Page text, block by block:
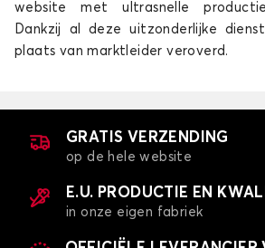
website met ultrasnelle
Dankzij al deze uitzonderlijke
plaats van marktleider veroverd.
GRATIS VERZENDING
op de hele website
E.U. PRODUCTIE EN
in onze eigen fabriek